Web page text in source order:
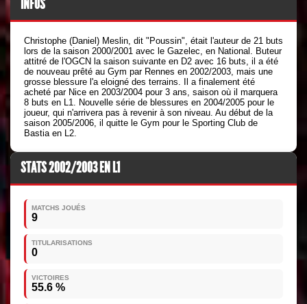
INFOS
Christophe (Daniel) Meslin, dit "Poussin", était l'auteur de 21 buts
lors de la saison 2000/2001 avec le Gazelec, en National. Buteur
attitré de l'OGCN la saison suivante en D2 avec 16 buts, il a été
de nouveau prêté au Gym par Rennes en 2002/2003, mais une
grosse blessure l'a eloigné des terrains. Il a finalement été
acheté par Nice en 2003/2004 pour 3 ans, saison où il marquera
8 buts en L1. Nouvelle série de blessures en 2004/2005 pour le
joueur, qui n'arrivera pas à revenir à son niveau. Au début de la
saison 2005/2006, il quitte le Gym pour le Sporting Club de
Bastia en L2.
STATS 2002/2003 EN L1
MATCHS JOUÉS
9
TITULARISATIONS
0
VICTOIRES
55.6 %